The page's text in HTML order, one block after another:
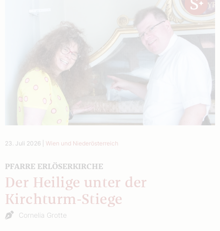
23. Juli 2026 Wien und Niederösterreich
PFARRE ERLÖSERKIRCHE
Der Heilige unter der
Kirchturm-Stiege
Cornelia Grotte